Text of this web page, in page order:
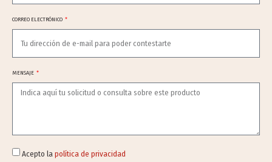
CORREO ELECTRÓNICO
MENSAJE
Acepto la política de privacidad